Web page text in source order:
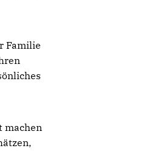
Familie
machen